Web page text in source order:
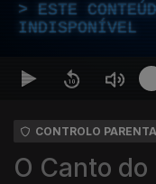
ESTE
INDISPONÍVEL
CONTROLO
O Canto do